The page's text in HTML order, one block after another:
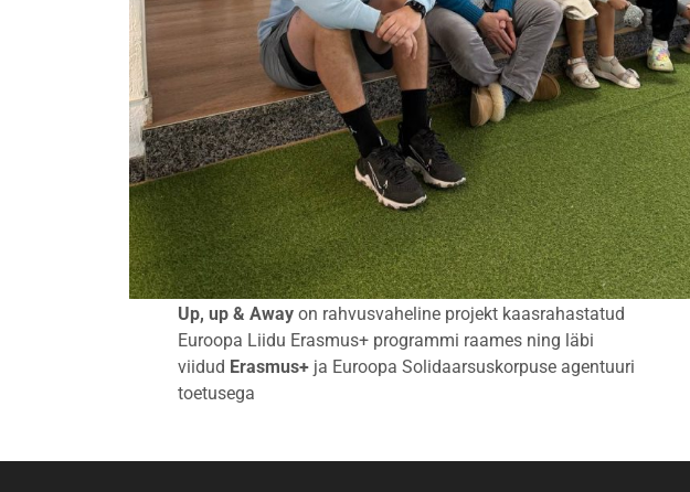
Up, up & Away on rahvusvaheline projekt kaasrahastatud
Euroopa Liidu Erasmus+ programmi raames ning läbi
viidud Erasmus+ ja Euroopa Solidaarsuskorpuse agentuuri
toetusega